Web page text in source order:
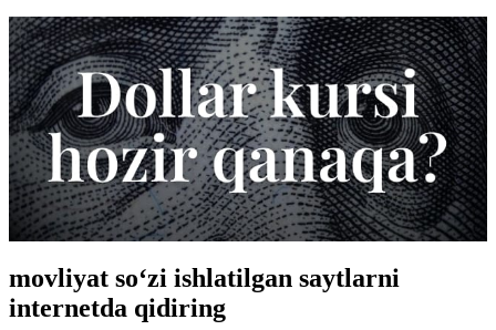
movliyat so‘zi ishlatilgan saytlarni
internetda qidiring